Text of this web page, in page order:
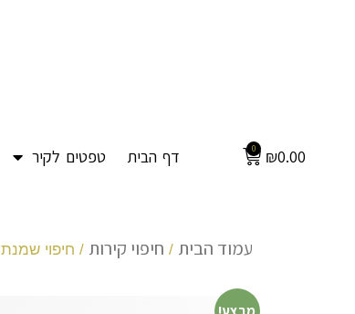
₪0.00
0 דף הבית טפטים לקיר
עמוד הבית / חיפוי קירות / חיפוי שמנת 4 צר